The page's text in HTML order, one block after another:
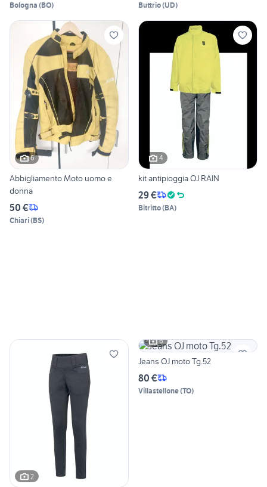
Bologna (BO) Buttrio(UD)
6
Abbigliamento Moto uomo e
donna
50 €
Chiari(BS)
4
kit antipioggia OJ RAIN
29 €
Bitritto(BA)
2
6
Jeans OJ moto Tg.52
80 €
Villastellone(TO)